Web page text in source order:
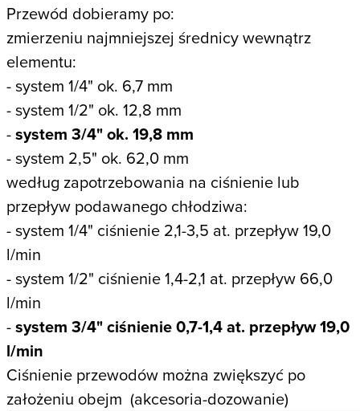
Przewód dobieramy po:
zmierzeniu najmniejszej średnicy wewnątrz
elementu:
-system 1/4" ok. 6,7 mm
- system 1/2" ok. 12,8 mm
-system 3/4" ok. 19,8 mm
- system 2,5" ok. 62,0 mm
według zapotrzebowania na ciśnienie lub
przepływ podawanego chłodziwa:
-system 1/4" ciśnienie 2,1-3,5 at. przepływ 19,0
l/min
- system 1/2" ciśnienie 1,4-2,1 at. przepływ 66,0
l/min
-system 3/4" ciśnienie 0,7-1,4 at. przepływ 19,0
l/min
Ciśnienie przewodów można zwiększyć po
założeniu obejm (akcesoria-dozowanie)